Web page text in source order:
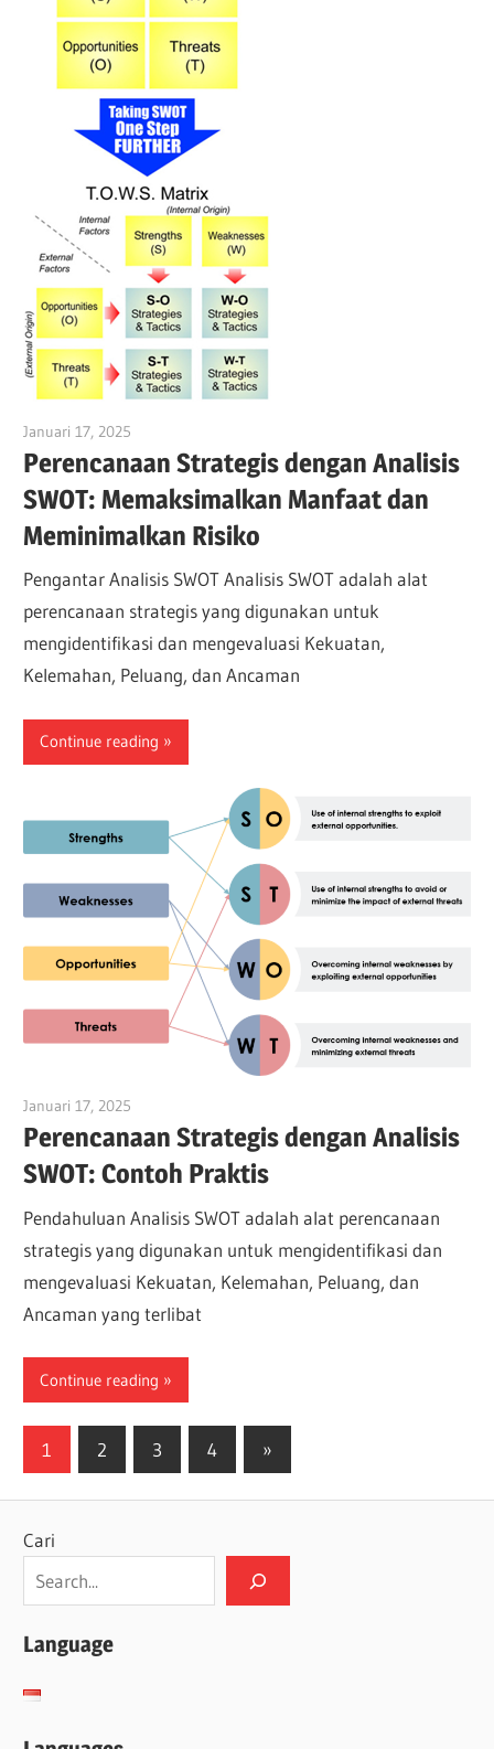
Januari 17, 2025
Perencanaan Strategis dengan Analisis
SWOT: Memaksimalkan Manfaat dan
Meminimalkan Risiko
Pengantar Analisis SWOT Analisis SWOT adalah alat
perencanaan strategis yang digunakan untuk
mengidentifikasi dan mengevaluasi Kekuatan,
Kelemahan, Peluang, dan Ancaman
Continue reading
Januari 17, 2025
Perencanaan Strategis dengan Analisis
SWOT: Contoh Praktis
Pendahuluan Analisis SWOT adalah alat perencanaan
strategis yang digunakan untuk mengidentifikasi dan
mengevaluasi Kekuatan, Kelemahan, Peluang, dan
Ancaman yang terlibat
Continue reading
Paginasi
1 2 3 4
Next
Posts
»
Cari
Language